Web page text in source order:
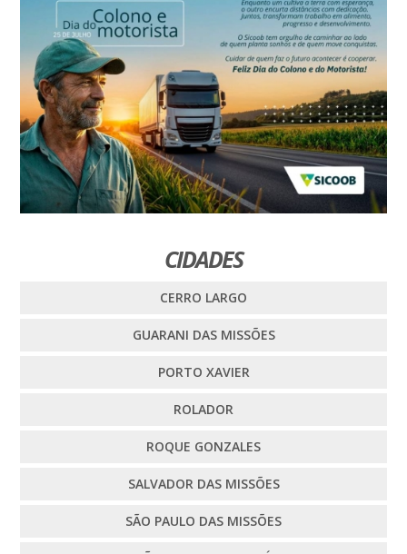
CIDADES
CERRO LARGO
GUARANI DAS MISSÕES
PORTO XAVIER
ROLADOR
ROQUE GONZALES
SALVADOR DAS MISSÕES
SÃO PAULO DAS MISSÕES